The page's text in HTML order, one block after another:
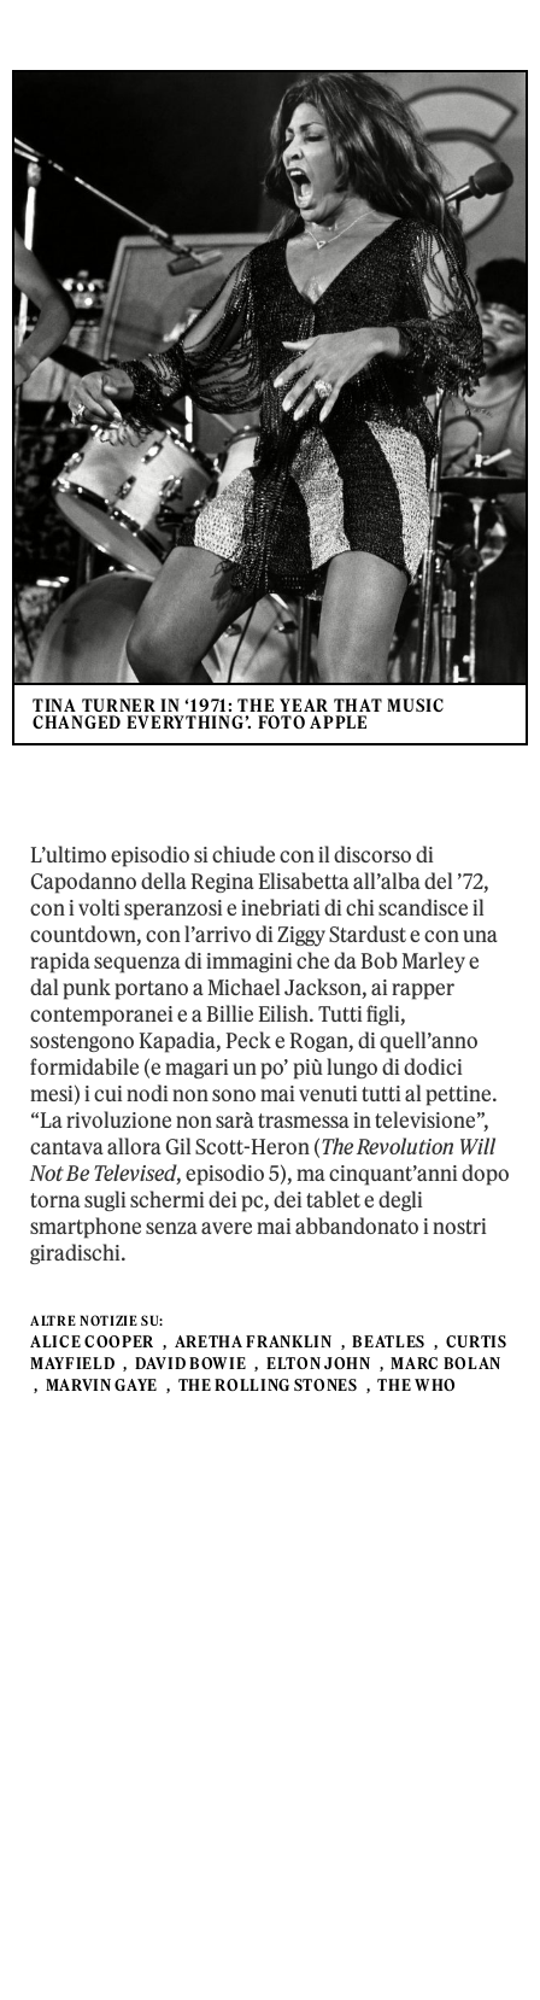
TINA TURNER IN ‘1971: THE YEAR THAT MUSIC
CHANGED EVERYTHING’. FOTO APPLE
L’ultimo episodio si chiude con il discorso di
Capodanno della Regina Elisabetta all’alba del ’72,
con i volti speranzosi e inebriati di chi scandisce il
countdown, con l’arrivo di Ziggy Stardust e con una
rapida sequenza di immagini che da Bob Marley e
dal punk portano a Michael Jackson, ai rapper
contemporanei e a Billie Eilish. Tutti figli,
sostengono Kapadia, Peck e Rogan, di quell’anno
formidabile (e magari un po’ più lungo di dodici
mesi) i cui nodi non sono mai venuti tutti al pettine.
“La rivoluzione non sarà trasmessa in televisione”,
cantava allora Gil Scott-Heron (The Revolution Will
Not Be Televised, episodio 5), ma cinquant’anni dopo
torna sugli schermi dei pc, dei tablet e degli
smartphone senza avere mai abbandonato i nostri
giradischi.
ALTRE NOTIZIE SU:
ALICE COOPER ARETHA FRANKLIN BEATLES
CURTIS
MAYFIELD
DAVID BOWIE ELTON JOHN
MARC BOLAN
MARVIN GAYE
THE ROLLING STONES THE WHO